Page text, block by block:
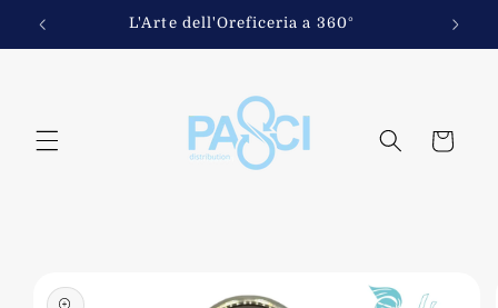
direttamente
ai contenuti
L'Arte dell'Oreficeria a 360°
Carrello
informazioni